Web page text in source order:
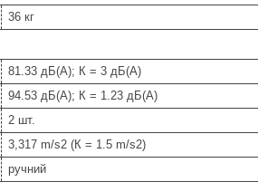
36 кг
81.33 дБ(А); К = 3 дБ(А)
94.53 дБ(А); К = 1.23 дБ(А)
2 шт.
3,317 m/s2 (К = 1.5 m/s2)
ручний